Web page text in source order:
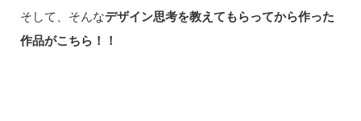
そして、そんなデザイン思考を教えてもらってから作った
作品がこちら！！